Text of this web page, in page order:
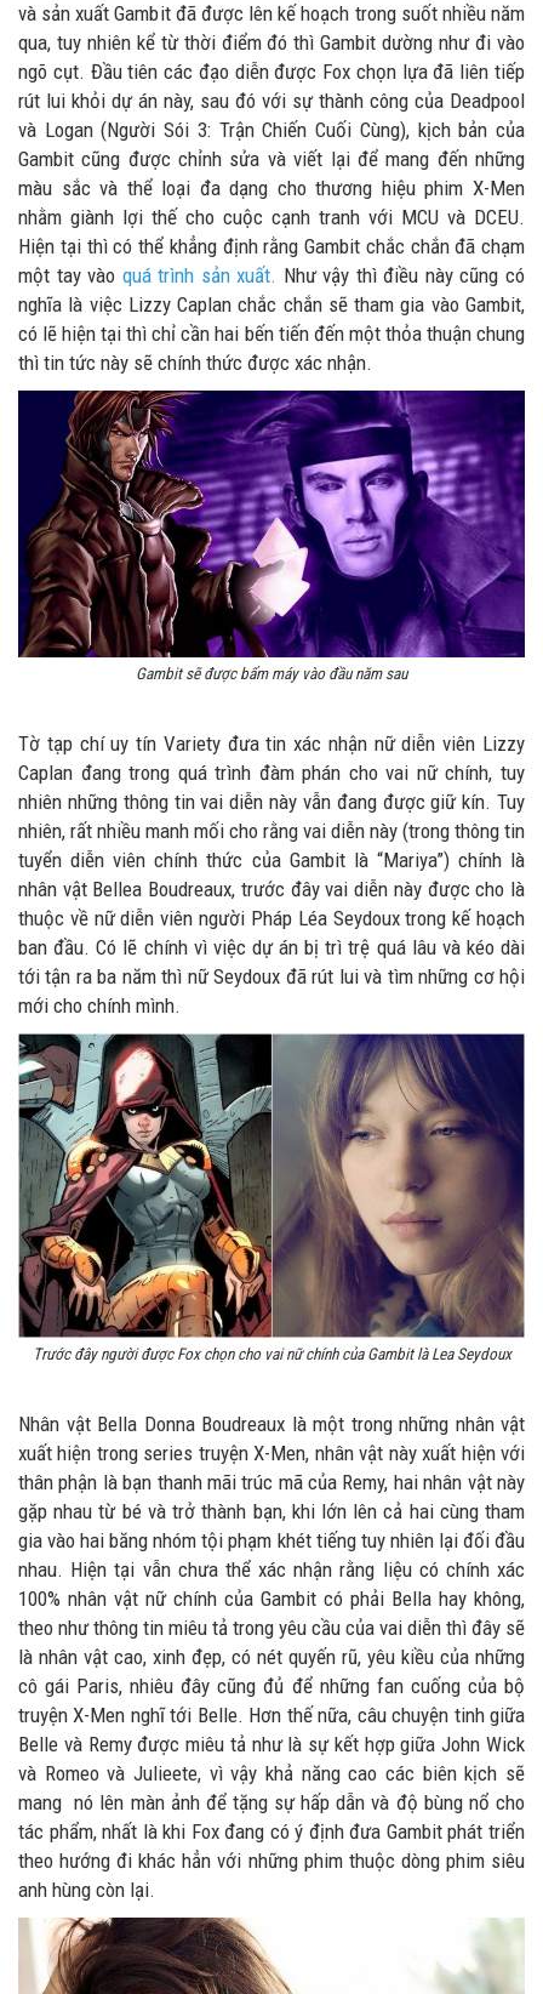
và sản xuất Gambit đã được lên kế hoạch trong suốt nhiều năm
qua, tuy nhiên kể từ thời điểm đó thì Gambit dường như đi vào
ngõ cụt. Đầu tiên các đạo diễn được Fox chọn lựa đã liên tiếp
rút lui khỏi dự án này, sau đó với sự thành công của Deadpool
và Logan (Người Sói 3: Trận Chiến Cuối Cùng), kịch bản của
Gambit cũng được chỉnh sửa và viết lại để mang đến những
màu sắc và thể loại đa dạng cho thương hiệu phim X-Men
nhằm giành lợi thế cho cuộc cạnh tranh với MCU và DCEU.
Hiện tại thì có thể khẳng định rằng Gambit chắc chắn đã chạm
một tay vào quá trình sản xuất. Như vậy thì điều này cũng có
nghĩa là việc Lizzy Caplan chắc chắn sẽ tham gia vào Gambit,
có lẽ hiện tại thì chỉ cần hai bến tiến đến một thỏa thuận chung
thì tin tức này sẽ chính thức được xác nhận.
Gambit sẽ được bấm máy vào đầu năm sau
Tờ tạp chí uy tín Variety đưa tin xác nhận nữ diễn viên Lizzy
Caplan đang trong quá trình đàm phán cho vai nữ chính, tuy
nhiên những thông tin vai diễn này vẫn đang được giữ kín. Tuy
nhiên, rất nhiều manh mối cho rằng vai diễn này (trong thông tin
tuyển diễn viên chính thức của Gambit là “Mariya”) chính là
nhân vật Bellea Boudreaux, trước đây vai diễn này được cho là
thuộc về nữ diễn viên người Pháp Léa Seydoux trong kế hoạch
ban đầu. Có lẽ chính vì việc dự án bị trì trệ quá lâu và kéo dài
tới tận ra ba năm thì nữ Seydoux đã rút lui và tìm những cơ hội
mới cho chính mình.
Trước đây người được Fox chọn cho vai nữ chính của Gambit là Lea Seydoux
Nhân vật Bella Donna Boudreaux là một trong những nhân vật
xuất hiện trong series truyện X-Men, nhân vật này xuất hiện với
thân phận là bạn thanh mãi trúc mã của Remy, hai nhân vật này
gặp nhau từ bé và trở thành bạn, khi lớn lên cả hai cùng tham
gia vào hai băng nhóm tội phạm khét tiếng tuy nhiên lại đối đầu
nhau. Hiện tại vẫn chưa thể xác nhận rằng liệu có chính xác
100% nhân vật nữ chính của Gambit có phải Bella hay không,
theo như thông tin miêu tả trong yêu cầu của vai diễn thì đây sẽ
là nhân vật cao, xinh đẹp, có nét quyến rũ, yêu kiều của những
cô gái Paris, nhiêu đây cũng đủ để những fan cuống của bộ
truyện X-Men nghĩ tới Belle. Hơn thế nữa, câu chuyện tinh giữa
Belle và Remy được miêu tả như là sự kết hợp giữa John Wick
và Romeo và Julieete, vì vậy khả năng cao các biên kịch sẽ
mang nó lên màn ảnh để tặng sự hấp dẫn và độ bùng nổ cho
tác phẩm, nhất là khi Fox đang có ý định đưa Gambit phát triển
theo hướng đi khác hẳn với những phim thuộc dòng phim siêu
anh hùng còn lại.